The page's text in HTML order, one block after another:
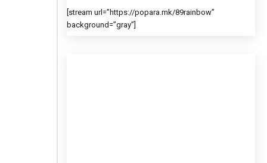
[stream url=”https://popara.mk/89rainbow”
background=”gray”]